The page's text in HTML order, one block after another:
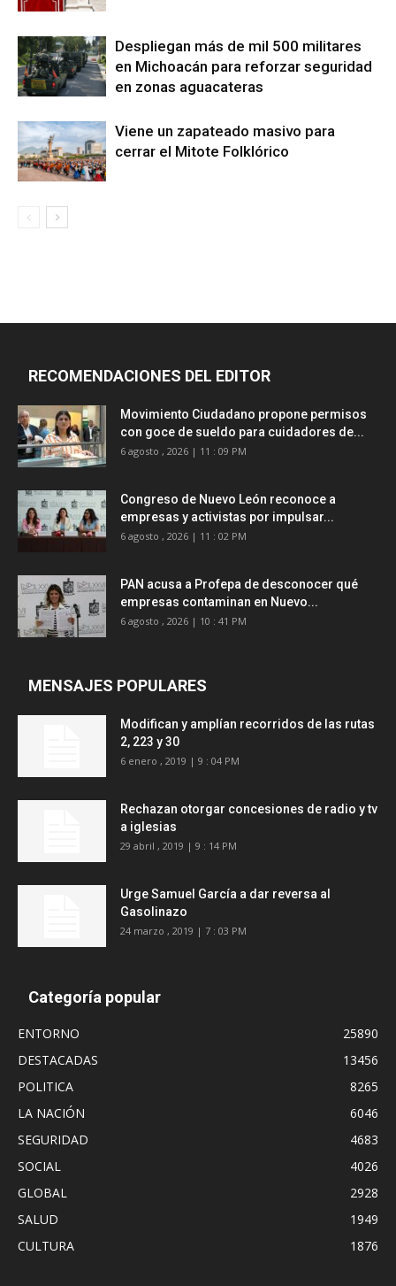
Despliegan más de mil 500 militares
en Michoacán para reforzar seguridad
en zonas aguacateras
Viene un zapateado masivo para
cerrar el Mitote Folklórico
RECOMENDACIONES DEL EDITOR
Movimiento Ciudadano propone permisos
con goce de sueldo para cuidadores de...
6 agosto , 2026 | 11 : 09 PM
Congreso de Nuevo León reconoce a
empresas y activistas por impulsar...
6 agosto , 2026 | 11 : 02 PM
PAN acusa a Profepa de desconocer qué
empresas contaminan en Nuevo...
6 agosto , 2026 | 10 : 41 PM
MENSAJES POPULARES
Modifican y amplían recorridos de las rutas
2, 223 y 30
6 enero , 2019 | 9 : 04 PM
Rechazan otorgar concesiones de radio y tv
a iglesias
29 abril , 2019 | 9 : 14 PM
Urge Samuel García a dar reversa al
Gasolinazo
24 marzo , 2019 | 7 : 03 PM
Categoría popular
ENTORNO
25890
DESTACADAS
13456
POLITICA
8265
LA NACIÓN
6046
SEGURIDAD
4683
SOCIAL
4026
GLOBAL
2928
SALUD
1949
CULTURA
1876